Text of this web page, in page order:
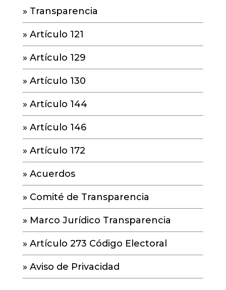
» Transparencia
» Artículo 121
» Artículo 129
» Artículo 130
» Artículo 144
» Artículo 146
» Artículo 172
» Acuerdos
» Comité de Transparencia
» Marco Jurídico Transparencia
» Artículo 273 Código Electoral
» Aviso de Privacidad